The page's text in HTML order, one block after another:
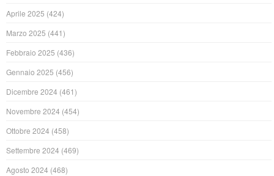
Aprile 2025 (424)
Marzo 2025 (441)
Febbraio 2025 (436)
Gennaio 2025 (456)
Dicembre 2024 (461)
Novembre 2024 (454)
Ottobre 2024 (458)
Settembre 2024 (469)
Agosto 2024 (468)